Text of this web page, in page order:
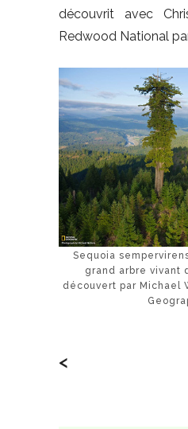
découvrit avec
Redwood National
Sequoia
grand arbre vivant
découvert par Michael
<